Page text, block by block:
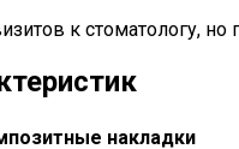
к стоматологу, но
накладки